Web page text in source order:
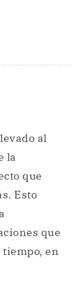
al
la
que
Esto
que
en